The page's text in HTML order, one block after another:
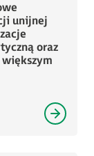
unijnej
oraz